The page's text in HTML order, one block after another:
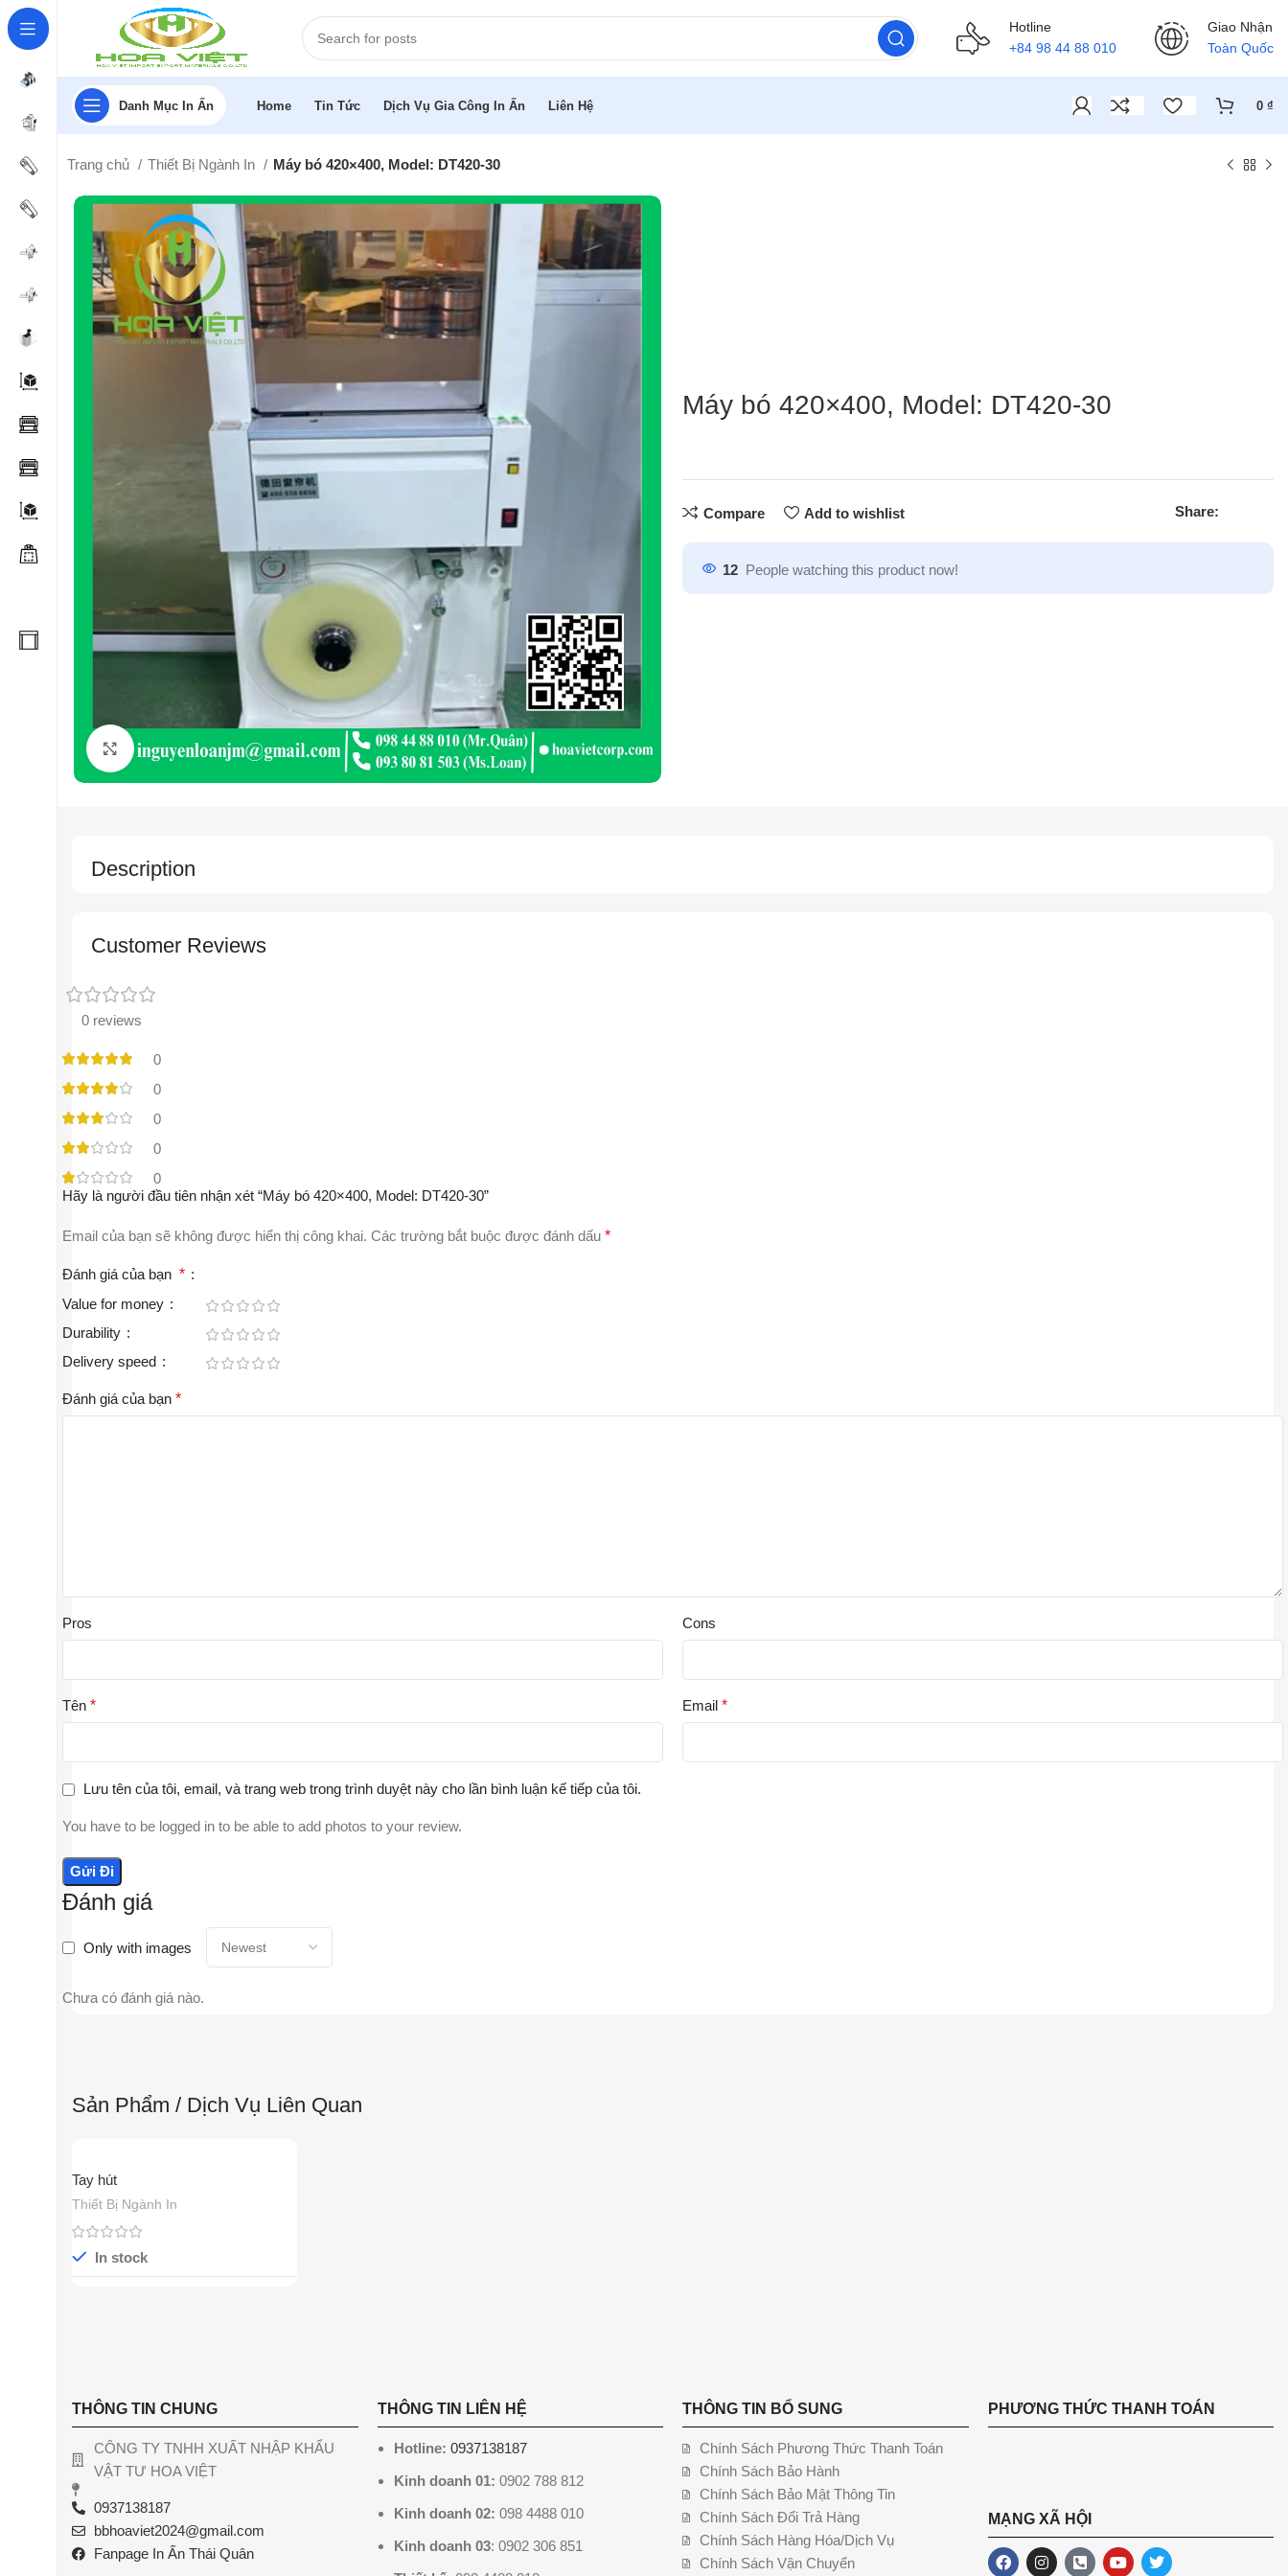
Hotline
+84 98 44 88 010
Giao Nhận
Toàn Quốc
Danh Mục In Ấn Home Tin Tức Dịch Vụ Gia Công In Ấn Liên Hệ 0 ₫
Trang chủ Thiết Bị Ngành In Máy bó 420×400, Model: DT420-30
Click to enlarge
Máy bó 420×400, Model: DT420-30
Compare Add to wishlist Share:
12 People watching this product now!
Description
Customer Reviews
0 reviews
0
0
0
0
0
Đánh giá
Only with images
Chưa có đánh giá nào.
Hãy là người đầu tiên nhận xét “Máy bó 420×400, Model: DT420-30”
Email của bạn sẽ không được hiển thị công khai. Các trường bắt buộc được đánh dấu *
Đánh giá của bạn *
Value for money
Durability
Delivery speed
Đánh giá của bạn *
Pros Cons
Tên * Email *
Lưu tên của tôi, email, và trang web trong trình duyệt này cho lần bình luận kế tiếp của tôi.
You have to be logged in to be able to add photos to your review.
Sản Phẩm / Dịch Vụ Liên Quan
Tay hút
Thiết Bị Ngành In
In stock
THÔNG TIN CHUNG
CÔNG TY TNHH XUẤT NHẬP KHẨU
VẬT TƯ HOA VIỆT
0937138187
bbhoaviet2024@gmail.com
Fanpage In Ấn Thái Quân
THÔNG TIN LIÊN HỆ
Hotline: 0937138187
Kinh doanh 01: 0902 788 812
Kinh doanh 02: 098 4488 010
Kinh doanh 03: 0902 306 851
THÔNG TIN BỔ SUNG
Chính Sách Phương Thức Thanh Toán
Chính Sách Bảo Hành
Chính Sách Bảo Mật Thông Tin
Chính Sách Đổi Trả Hàng
Chính Sách Hàng Hóa/Dịch Vụ
Chính Sách Vận Chuyển
PHƯƠNG THỨC THANH TOÁN
MẠNG XÃ HỘI